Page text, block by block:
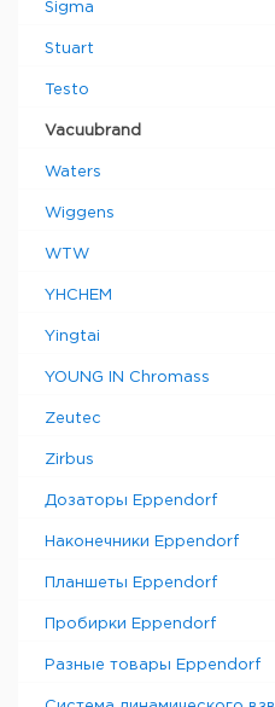
Sigma
Stuart
Testo
Vacuubrand
Waters
Wiggens
WTW
YHCHEM
Yingtai
YOUNG IN Chromass
Zeutec
Zirbus
Дозаторы Eppendorf
Наконечники Eppendorf
Планшеты Eppendorf
Пробирки Eppendorf
Разные товары Eppendorf